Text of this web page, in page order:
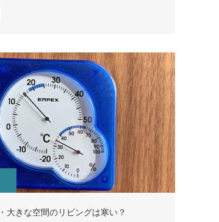
大きな空間のリビングは寒い？